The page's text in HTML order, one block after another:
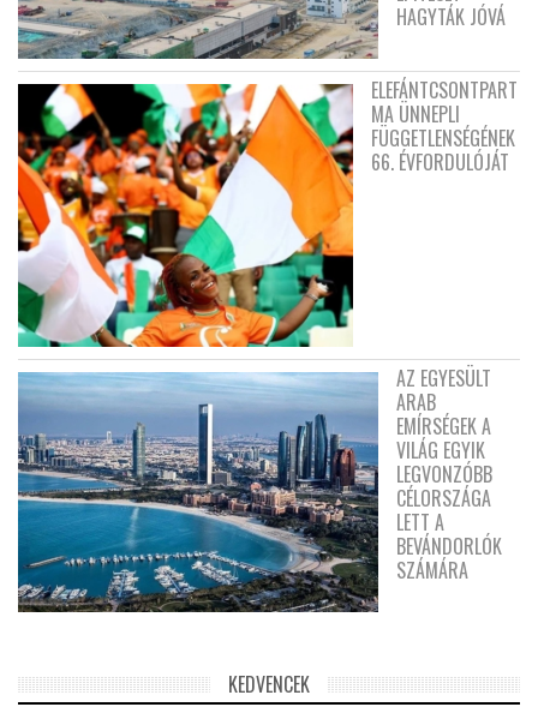
HAGYTÁK JÓVÁ
ELEFÁNTCSONTPART
MA ÜNNEPLI
FÜGGETLENSÉGÉNEK
66. ÉVFORDULÓJÁT
AZ EGYESÜLT
ARAB
EMÍRSÉGEK A
VILÁG EGYIK
LEGVONZÓBB
CÉLORSZÁGA
LETT A
BEVÁNDORLÓK
SZÁMÁRA
KEDVENCEK